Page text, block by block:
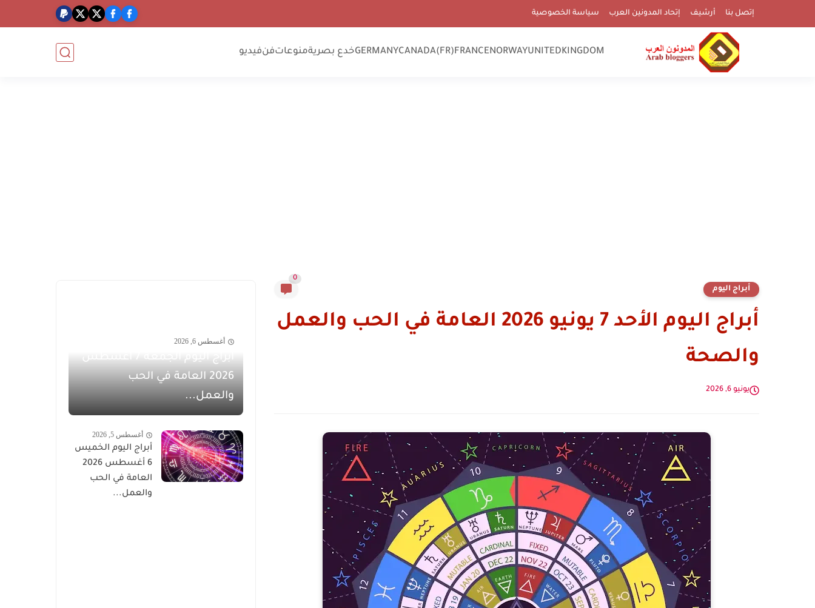
إتصل بنا أرشيف إتحاد المدونين العرب سياسة الخصوصية
UNITEDKINGDOM
NORWAY
FRANCE
CANADA(FR)
GERMANYخدع بصريةمنوعاتفنفيديو
أبراج اليوم
0
أبراج اليوم الأحد 7 يونيو 2026 العامة في الحب والعمل
والصحة
يونيو 6, 2026
أغسطس 6, 2026
أبراج اليوم الجمعة 7 أغسطس
2026 العامة في الحب
والعمل...
أغسطس 5, 2026
أبراج اليوم الخميس
6 أغسطس 2026
العامة في الحب
والعمل...